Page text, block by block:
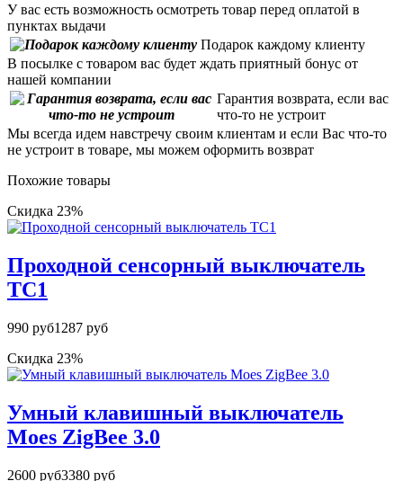
У вас есть возможность осмотреть товар перед оплатой в
пунктах выдачи
Подарок каждому клиенту
В посылке с товаром вас будет ждать приятный бонус от
нашей компании
Гарантия возврата, если вас
что-то не устроит
Мы всегда идем навстречу своим клиентам и если Вас что-то
не устроит в товаре, мы можем оформить возврат
Похожие товары
Скидка 23%
Проходной сенсорный выключатель
TC1
990 руб1287 руб
Скидка 23%
Умный клавишный выключатель
Moes ZigBee 3.0
2600 руб3380 руб